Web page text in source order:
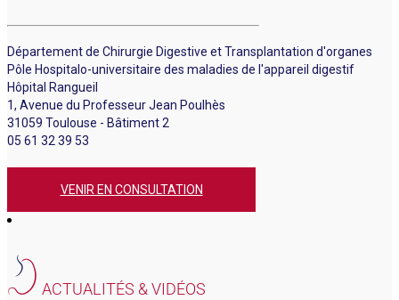
Département de Chirurgie Digestive et Transplantation d'organes
Pôle Hospitalo-universitaire des maladies de l'appareil digestif
Hôpital Rangueil
1, Avenue du Professeur Jean Poulhès
31059 Toulouse - Bâtiment 2
05 61 32 39 53
VENIR EN CONSULTATION
ACTUALITÉS & VIDÉOS